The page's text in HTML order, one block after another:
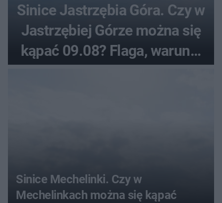
Sinice Jastrzębia Góra. Czy w
Jastrzębiej Górze można się
kąpać 09.08? Flaga, warunki
pogodowe
Sinice Mechelinki. Czy w
Mechelinkach można się kąpać